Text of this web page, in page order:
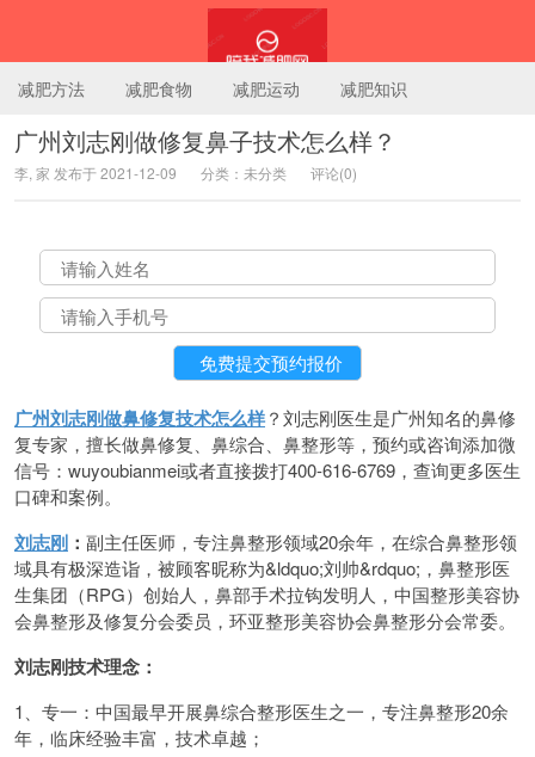
陪我减肥网
减肥方法 减肥食物 减肥运动 减肥知识
广州刘志刚做修复鼻子技术怎么样？
李, 家 发布于 2021-12-09 分类：未分类 评论(0)
广州刘志刚做鼻修复技术怎么样？刘志刚医生是广州知名的鼻修
复专家，擅长做鼻修复、鼻综合、鼻整形等，预约或咨询添加微
信号：wuyoubianmei或者直接拨打400-616-6769，查询更多医生
口碑和案例。
刘志刚 ： 副主任医师，专注鼻整形领域20余年，在综合鼻整形领
域具有极深造诣，被顾客昵称为&ldquo;刘帅&rdquo;，鼻整形医
生集团（RPG）创始人，鼻部手术拉钩发明人，中国整形美容协
会鼻整形及修复分会委员，环亚整形美容协会鼻整形分会常委。
刘志刚技术理念：
1、专一：中国最早开展鼻综合整形医生之一，专注鼻整形20余
年，临床经验丰富，技术卓越；